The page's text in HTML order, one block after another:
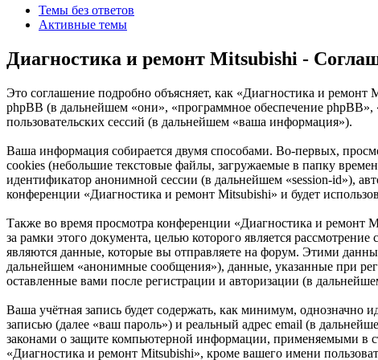
Темы без ответов
Активные темы
Диагностика и ремонт Mitsubishi -
Это соглашение подробно объясняет, как «Диагностика и
phpBB (в дальнейшем «они», «программное обеспечение
пользовательских сессий (в дальнейшем «ваша информация»).
Ваша информация собирается двумя способами. Во-первых,
cookies (небольшие текстовые файлы, загружаемые в папку
идентификатор анонимной сессии (в дальнейшем «session-id»),
конференции «Диагностика и ремонт Mitsubishi» и будет
Также во время просмотра конференции «Диагностика и
за рамки этого документа, целью которого является
являются данные, которые вы отправляете на форум. Этими
дальнейшем «анонимные сообщения»), данные, указанные при
оставленные вами после регистрации и авторизации (в
Ваша учётная запись будет содержать, как минимум,
записью (далее «ваш пароль») и реальный адрес email (в
законами о защите компьютерной информации, применяемыми в
«Диагностика и ремонт Mitsubishi», кроме вашего имени